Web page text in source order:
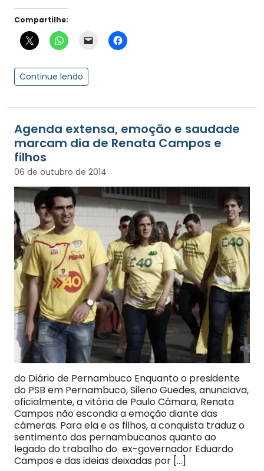
Compartilhe:
Continue lendo
Agenda extensa, emoção e saudade
marcam dia de Renata Campos e
filhos
06 de outubro de 2014
do Diário de Pernambuco Enquanto o presidente
do PSB em Pernambuco, Sileno Guedes, anunciava,
oficialmente, a vitória de Paulo Câmara, Renata
Campos não escondia a emoção diante das
câmeras. Para ela e os filhos, a conquista traduz o
sentimento dos pernambucanos quanto ao
legado do trabalho do ex-governador Eduardo
Campos e das ideias deixadas por […]